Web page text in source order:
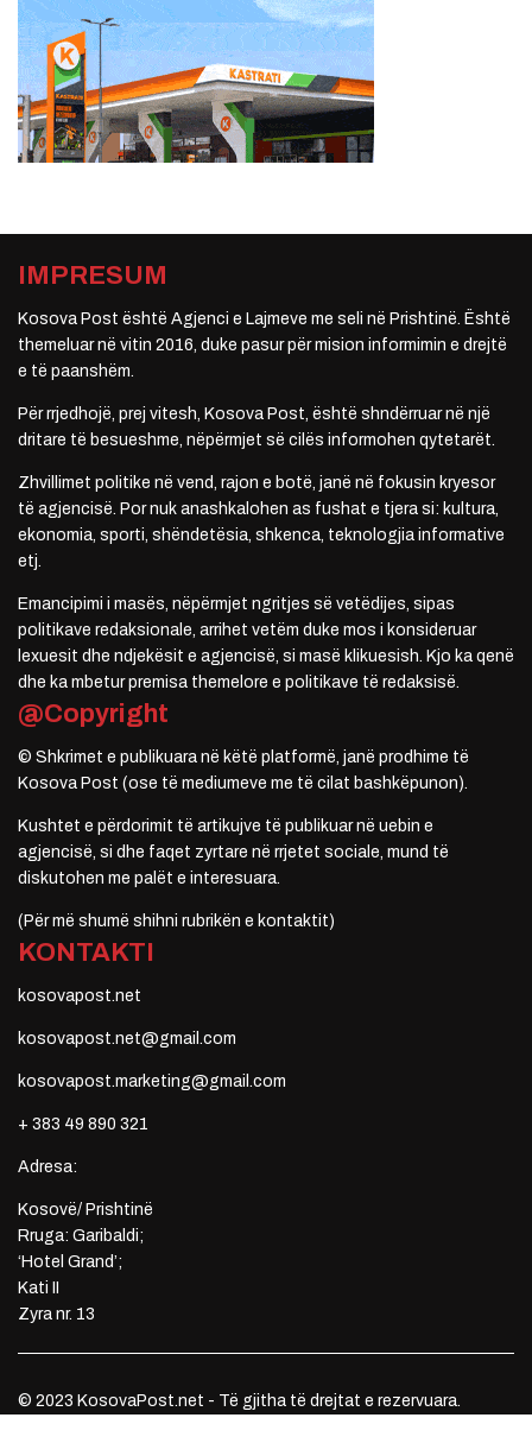
IMPRESUM
Kosova Post është Agjenci e Lajmeve me seli në Prishtinë. Është
themeluar në vitin 2016, duke pasur për mision informimin e drejtë
e të paanshëm.
Për rrjedhojë, prej vitesh, Kosova Post, është shndërruar në një
dritare të besueshme, nëpërmjet së cilës informohen qytetarët.
Zhvillimet politike në vend, rajon e botë, janë në fokusin kryesor
të agjencisë. Por nuk anashkalohen as fushat e tjera si: kultura,
ekonomia, sporti, shëndetësia, shkenca, teknologjia informative
etj.
Emancipimi i masës, nëpërmjet ngritjes së vetëdijes, sipas
politikave redaksionale, arrihet vetëm duke mos i konsideruar
lexuesit dhe ndjekësit e agjencisë, si masë klikuesish. Kjo ka qenë
dhe ka mbetur premisa themelore e politikave të redaksisë.
@Copyright
© Shkrimet e publikuara në këtë platformë, janë prodhime të
Kosova Post (ose të mediumeve me të cilat bashkëpunon).
Kushtet e përdorimit të artikujve të publikuar në uebin e
agjencisë, si dhe faqet zyrtare në rrjetet sociale, mund të
diskutohen me palët e interesuara.
(Për më shumë shihni rubrikën e kontaktit)
KONTAKTI
kosovapost.net
kosovapost.net@gmail.com
kosovapost.marketing@gmail.com
+ 383 49 890 321
Adresa:
Kosovë/ Prishtinë
Rruga: Garibaldi;
‘Hotel Grand’;
Kati II
Zyra nr. 13
© 2023 KosovaPost.net - Të gjitha të drejtat e rezervuara.